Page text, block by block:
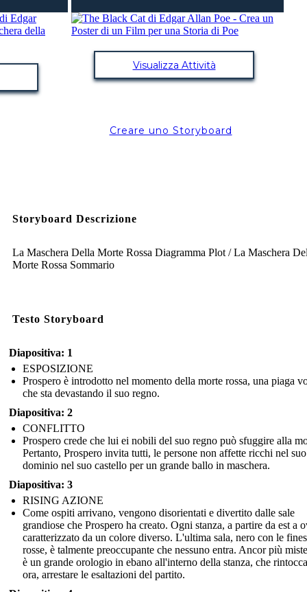
Visualizza Attività
Creare uno Storyboard
Storyboard Descrizione
La Maschera Della Morte Rossa Diagramma Plot / La Maschera
Morte Rossa Sommario
Testo Storyboard
Diapositiva: 1
ESPOSIZIONE
Prospero è introdotto nel momento della morte rossa, una piaga
che sta devastando il suo regno.
Diapositiva: 2
CONFLITTO
Prospero crede che lui ei nobili del suo regno può sfuggire alla
Pertanto, Prospero invita tutti, le persone non affette ricchi nel suo
dominio nel suo castello per un grande ballo in maschera.
Diapositiva: 3
RISING AZIONE
Come ospiti arrivano, vengono disorientati e divertito dalle sale
grandiose che Prospero ha creato. Ogni stanza, a partire da est a
caratterizzato da un colore diverso. L'ultima sala, nero con le
rosse, è talmente preoccupante che nessuno entra. Ancor più
è un grande orologio in ebano all'interno della stanza, che
ora, arrestare le esaltazioni del partito.